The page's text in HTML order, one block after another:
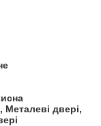
Металеві двері,